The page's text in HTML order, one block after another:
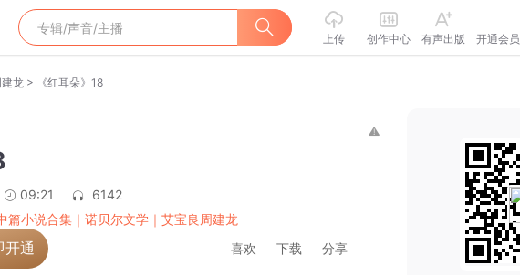
上传 创作中心 有声出版 开通会员
建龙 > 《红耳朵》18
09:21
6142
篇小说合集｜诺贝尔文学｜艾宝良周建龙
开通 喜欢 下载 分享